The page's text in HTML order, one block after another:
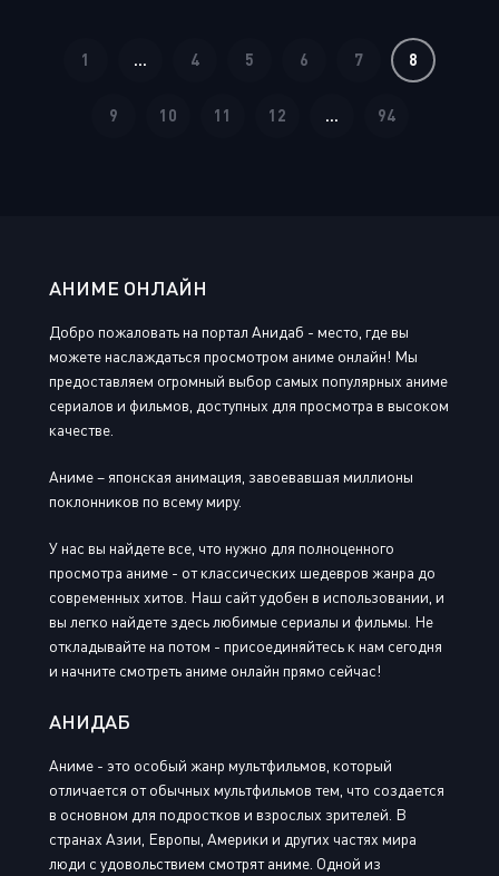
1 ... 4 5 6 7 8
9 10 11 12 ... 94
АНИМЕ ОНЛАЙН
Добро пожаловать на портал Анидаб - место, где вы
можете наслаждаться просмотром аниме онлайн! Мы
предоставляем огромный выбор самых популярных аниме
сериалов и фильмов, доступных для просмотра в высоком
качестве.
Аниме – японская анимация, завоевавшая миллионы
поклонников по всему миру.
У нас вы найдете все, что нужно для полноценного
просмотра аниме - от классических шедевров жанра до
современных хитов. Наш сайт удобен в использовании, и
вы легко найдете здесь любимые сериалы и фильмы. Не
откладывайте на потом - присоединяйтесь к нам сегодня
и начните смотреть аниме онлайн прямо сейчас!
АНИДАБ
Аниме - это особый жанр мультфильмов, который
отличается от обычных мультфильмов тем, что создается
в основном для подростков и взрослых зрителей. В
странах Азии, Европы, Америки и других частях мира
люди с удовольствием смотрят аниме. Одной из